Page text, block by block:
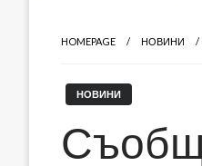
HOMEPAGE НОВИНИ
НОВИНИ